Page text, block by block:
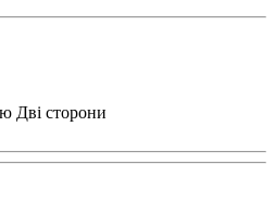
Дві сторони